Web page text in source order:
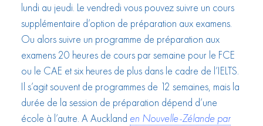
lundi au jeudi. Le vendredi vous pouvez suivre un cours
supplémentaire d’option de préparation aux examens.
Ou alors suivre un programme de préparation aux
examens 20 heures de cours par semaine pour le FCE
ou le CAE et six heures de plus dans le cadre de l’IELTS.
Il s’agit souvent de programmes de 12 semaines, mais la
durée de la session de préparation dépend d’une
école à l’autre. A Auckland en Nouvelle-Zélande par